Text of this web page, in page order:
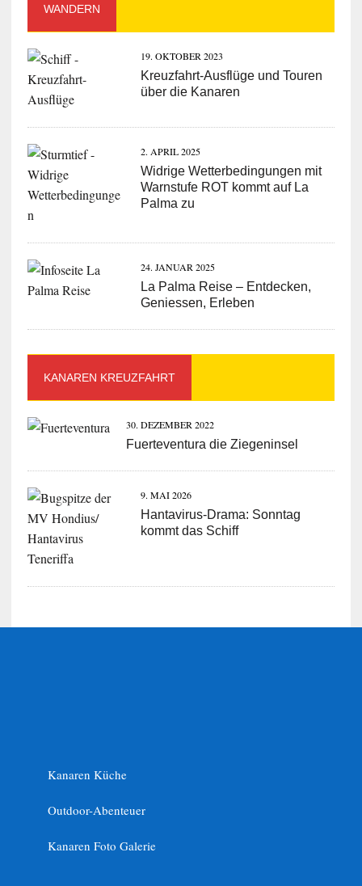
WANDERN
19. OKTOBER 2023
Kreuzfahrt-Ausflüge und Touren
über die Kanaren
2. APRIL 2025
Widrige Wetterbedingungen mit
Warnstufe ROT kommt auf La
Palma zu
24. JANUAR 2025
La Palma Reise – Entdecken,
Geniessen, Erleben
KANAREN KREUZFAHRT
30. DEZEMBER 2022
Fuerteventura die Ziegeninsel
9. MAI 2026
Hantavirus-Drama: Sonntag
kommt das Schiff
Kanaren Küche
Outdoor-Abenteuer
Kanaren Foto Galerie